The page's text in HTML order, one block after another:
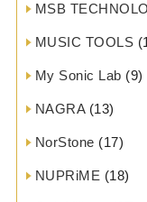
MSB
MUSIC TOOLS
My Sonic Lab (9)
NAGRA(13)
NorStone (17)
NUPRiME (18)